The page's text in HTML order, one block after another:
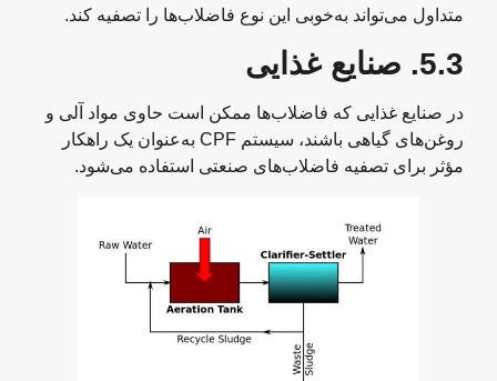
متداول می‌تواند به‌خوبی این نوع فاضلاب‌ها را تصفیه کند.
5.3. صنایع غذایی
در صنایع غذایی که فاضلاب‌ها ممکن است حاوی مواد آلی و
روغن‌های گیاهی باشند، سیستم CPF به‌عنوان یک راهکار
مؤثر برای تصفیه فاضلاب‌های صنعتی استفاده می‌شود.